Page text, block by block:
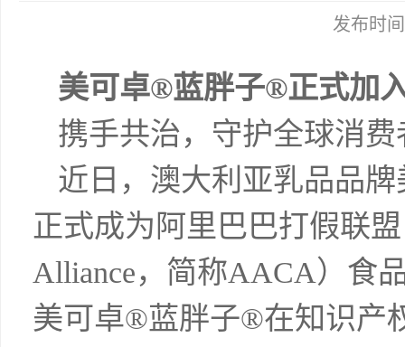
发布时
美可卓®蓝胖子®正式加
携手共治，守护全球消
近日，澳大利亚乳品品
正式成为阿里巴巴打假联
Alliance，简称AACA）食
美可卓®蓝胖子®在知识产